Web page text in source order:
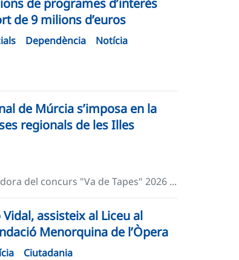
de programes d’interès
de 9 milions d’euros
Dependència
Notícia
de Múrcia s’imposa en la
regionals de les Illes
del concurs "Va de Tapes" 2026 ...
assisteix al Liceu al
Menorquina de l’Òpera
Ciutadania